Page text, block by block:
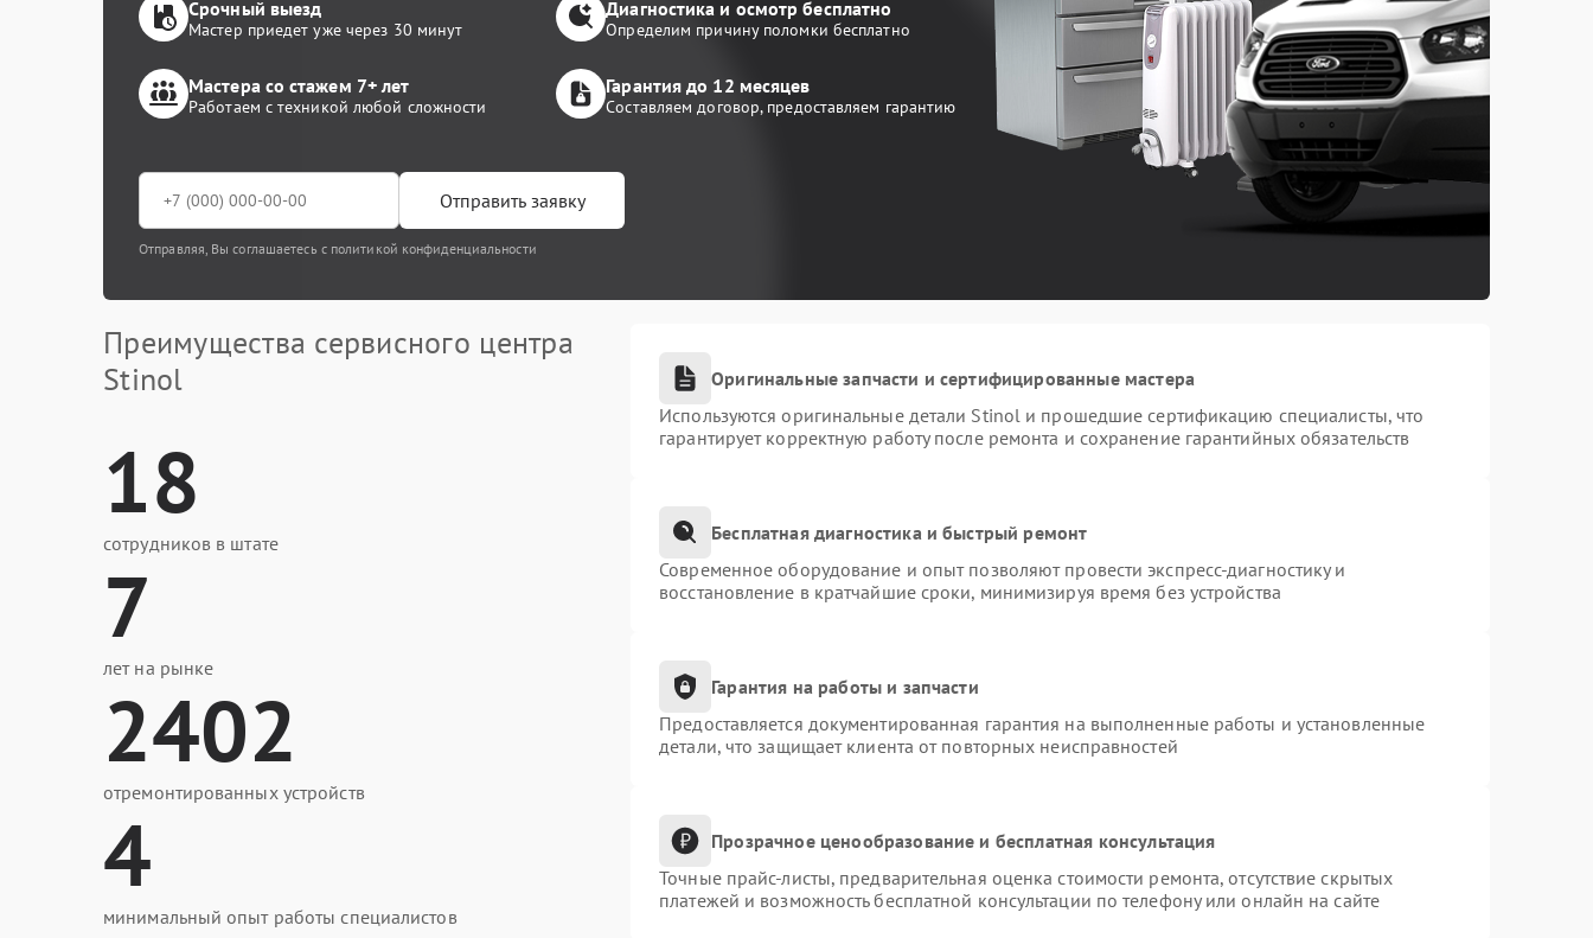
Срочный выезд
Мастер приедет уже через 30 минут
Диагностика и осмотр бесплатно
Определим причину поломки бесплатно
Мастера со стажем 7+ лет
Работаем с техникой любой сложности
Гарантия до 12 месяцев
Составляем договор, предоставляем гарантию
Отправить заявку
Отправляя, Вы соглашаетесь с политикой конфиденциальности
Преимущества сервисного центра
Stinol
18
сотрудников в штате
7
лет на рынке
2402
отремонтированных устройств
4
минимальный опыт работы специалистов
Оригинальные запчасти и сертифицированные мастера
Используются оригинальные детали Stinol и прошедшие сертификацию специалисты, что
гарантирует корректную работу после ремонта и сохранение гарантийных обязательств
Бесплатная диагностика и быстрый ремонт
Современное оборудование и опыт позволяют провести экспресс-диагностику и
восстановление в кратчайшие сроки, минимизируя время без устройства
Гарантия на работы и запчасти
Предоставляется документированная гарантия на выполненные работы и установленные
детали, что защищает клиента от повторных неисправностей
Прозрачное ценообразование и бесплатная консультация
Точные прайс-листы, предварительная оценка стоимости ремонта, отсутствие скрытых
платежей и возможность бесплатной консультации по телефону или онлайн на сайте